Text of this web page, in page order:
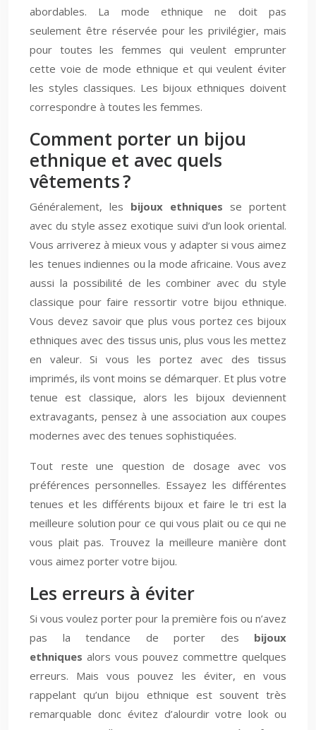
abordables. La mode ethnique ne doit pas
seulement être réservée pour les privilégier, mais
pour toutes les femmes qui veulent emprunter
cette voie de mode ethnique et qui veulent éviter
les styles classiques. Les bijoux ethniques doivent
correspondre à toutes les femmes.
Comment porter un bijou
ethnique et avec quels
vêtements ?
Généralement, les bijoux ethniques se portent
avec du style assez exotique suivi d’un look oriental.
Vous arriverez à mieux vous y adapter si vous aimez
les tenues indiennes ou la mode africaine. Vous avez
aussi la possibilité de les combiner avec du style
classique pour faire ressortir votre bijou ethnique.
Vous devez savoir que plus vous portez ces bijoux
ethniques avec des tissus unis, plus vous les mettez
en valeur. Si vous les portez avec des tissus
imprimés, ils vont moins se démarquer. Et plus votre
tenue est classique, alors les bijoux deviennent
extravagants, pensez à une association aux coupes
modernes avec des tenues sophistiquées.
Tout reste une question de dosage avec vos
préférences personnelles. Essayez les différentes
tenues et les différents bijoux et faire le tri est la
meilleure solution pour ce qui vous plait ou ce qui ne
vous plait pas. Trouvez la meilleure manière dont
vous aimez porter votre bijou.
Les erreurs à éviter
Si vous voulez porter pour la première fois ou n’avez
pas la tendance de porter des bijoux
ethniques alors vous pouvez commettre quelques
erreurs. Mais vous pouvez les éviter, en vous
rappelant qu’un bijou ethnique est souvent très
remarquable donc évitez d’alourdir votre look ou